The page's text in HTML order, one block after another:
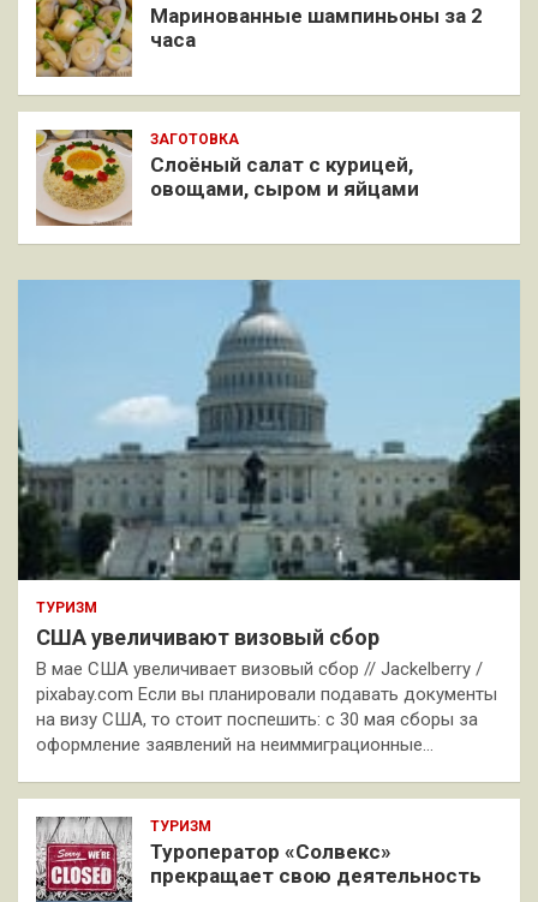
Маринованные шампиньоны за 2
часа
ЗАГОТОВКА
Слоёный салат с курицей,
овощами, сыром и яйцами
ТУРИЗМ
США увеличивают визовый сбор
В мае США увеличивает визовый сбор // Jackelberry /
pixabay.com Если вы планировали подавать документы
на визу США, то стоит поспешить: с 30 мая сборы за
оформление заявлений на неиммиграционные…
ТУРИЗМ
Туроператор «Солвекс»
прекращает свою деятельность